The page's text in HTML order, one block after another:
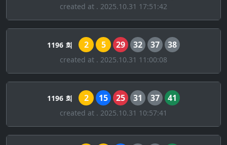
created at . 2025.10.31 17:51:42
1196 회 2 5 29 32 37 38
created at . 2025.10.31 11:00:08
1196 회 2 15 25 31 37 41
created at . 2025.10.31 10:57:41